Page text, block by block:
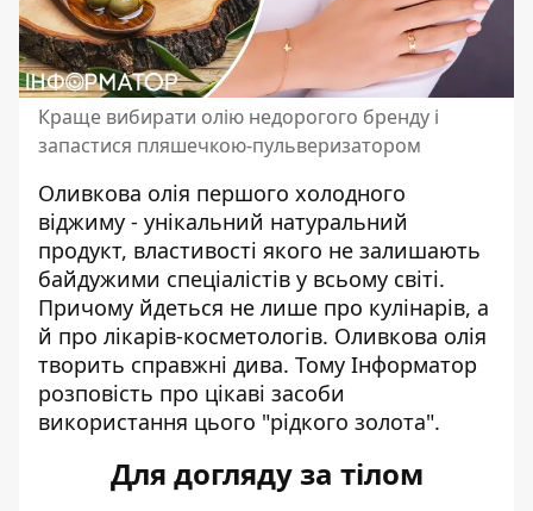
Краще вибирати олію недорогого бренду і
запастися пляшечкою-пульверизатором
Оливкова олія першого холодного
віджиму - унікальний натуральний
продукт, властивості якого не залишають
байдужими спеціалістів у всьому світі.
Причому йдеться не лише про кулінарів, а
й про лікарів-косметологів. Оливкова олія
творить справжні дива. Тому Інформатор
розповість про цікаві засоби
використання цього "рідкого золота".
Для догляду за тілом